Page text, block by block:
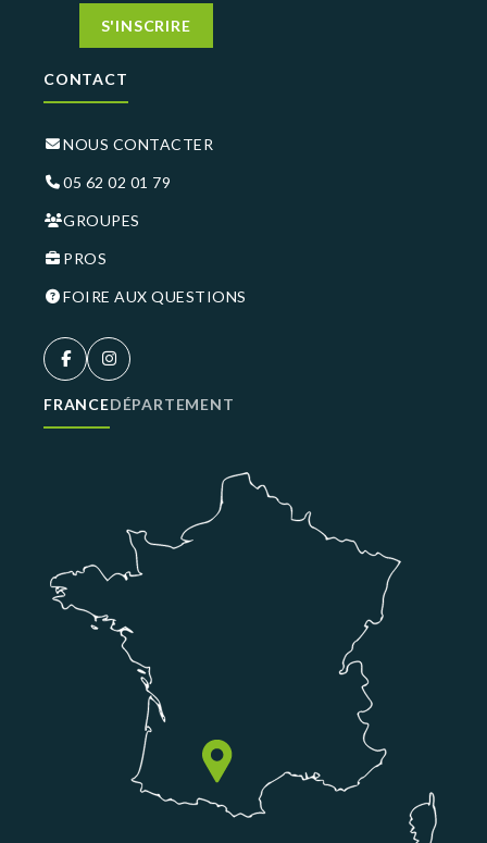
S'INSCRIRE
CONTACT
NOUS CONTACTER
05 62 02 01 79
GROUPES
PROS
FOIRE AUX QUESTIONS
FRANCEDÉPARTEMENT